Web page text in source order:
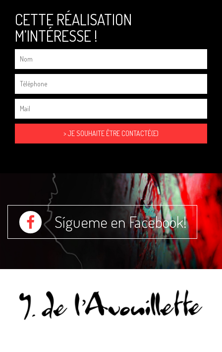
CETTE RÉALISATION
M’INTÉRESSE !
Sígueme en Facebook!